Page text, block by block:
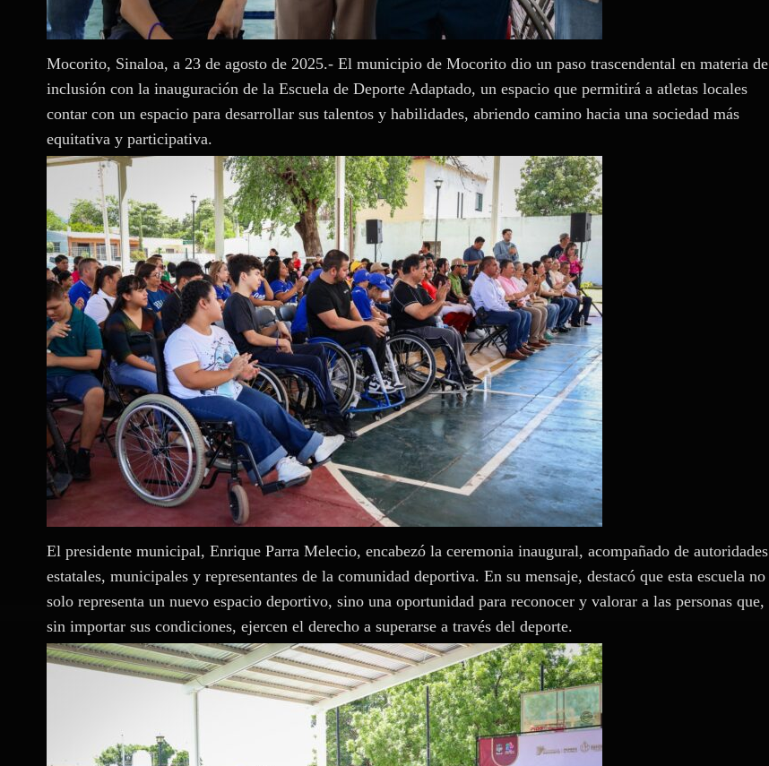
Mocorito, Sinaloa, a 23 de agosto de 2025.- El municipio de Mocorito dio un paso trascendental en materia de
inclusión con la inauguración de la Escuela de Deporte Adaptado, un espacio que permitirá a atletas locales
contar con un espacio para desarrollar sus talentos y habilidades, abriendo camino hacia una sociedad más
equitativa y participativa.
El presidente municipal, Enrique Parra Melecio, encabezó la ceremonia inaugural, acompañado de autoridades
estatales, municipales y representantes de la comunidad deportiva. En su mensaje, destacó que esta escuela no
solo representa un nuevo espacio deportivo, sino una oportunidad para reconocer y valorar a las personas que,
sin importar sus condiciones, ejercen el derecho a superarse a través del deporte.